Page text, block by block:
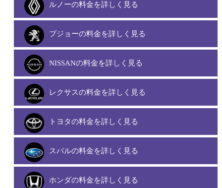
ルノーの料金を詳しく見る
プジョーの料金を詳しく見る
NISSANの料金を詳しく見る
レクサスの料金を詳しく見る
トヨタの料金を詳しく見る
スバルの料金を詳しく見る
ホンダの料金を詳しく見る